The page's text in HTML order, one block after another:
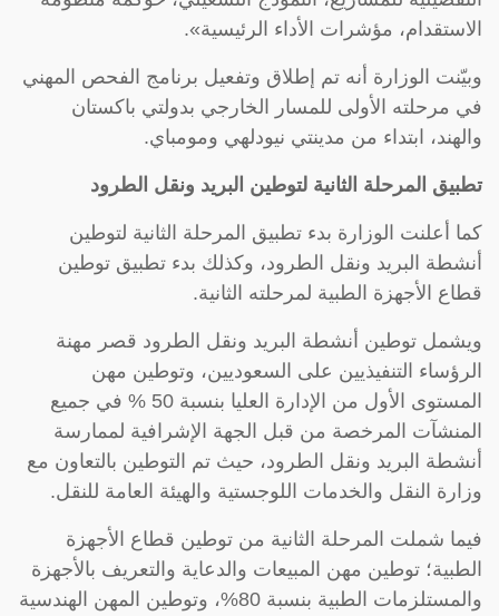
الاستقدام، مؤشرات الأداء الرئيسية».
وبيّنت الوزارة أنه تم إطلاق وتفعيل برنامج الفحص المهني
في مرحلته الأولى للمسار الخارجي بدولتي باكستان
والهند، ابتداء من مدينتي نيودلهي ومومباي.
تطبيق المرحلة الثانية لتوطين البريد ونقل الطرود
كما أعلنت الوزارة بدء تطبيق المرحلة الثانية لتوطين
أنشطة البريد ونقل الطرود، وكذلك بدء تطبيق توطين
قطاع الأجهزة الطبية لمرحلته الثانية.
ويشمل توطين أنشطة البريد ونقل الطرود قصر مهنة
الرؤساء التنفيذيين على السعوديين، وتوطين مهن
المستوى الأول من الإدارة العليا بنسبة 50 % في جميع
المنشآت المرخصة من قبل الجهة الإشرافية لممارسة
أنشطة البريد ونقل الطرود، حيث تم التوطين بالتعاون مع
وزارة النقل والخدمات اللوجستية والهيئة العامة للنقل.
فيما شملت المرحلة الثانية من توطين قطاع الأجهزة
الطبية؛ توطين مهن المبيعات والدعاية والتعريف بالأجهزة
والمستلزمات الطبية بنسبة 80%، وتوطين المهن الهندسية